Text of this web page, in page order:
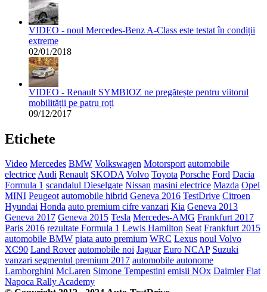
VIDEO - noul Mercedes-Benz A-Class este testat în condiții
extreme
02/01/2018
VIDEO - Renault SYMBIOZ ne pregătește pentru viitorul
mobilității pe patru roți
09/12/2017
Etichete
Video Mercedes BMW Volkswagen Motorsport automobile
electriceAudi Renault SKODA Volvo Toyota Porsche Ford Dacia
Formula 1 scandalul Dieselgate Nissan masini electrice Mazda Opel
MINI Peugeot automobile hibrid Geneva 2016 TestDrive Citroen
Hyundai Honda auto premium cifre vanzari Kia Geneva 2013
Geneva 2017 Geneva 2015 Tesla Mercedes-AMG Frankfurt 2017
Paris 2016 rezultate Formula 1 Lewis Hamilton Seat Frankfurt 2015
automobile BMW piata auto premium WRC Lexus noul Volvo
XC90 Land Rover automobile noi Jaguar Euro NCAP Suzuki
vanzari segmentul premium 2017 automobile autonome
Lamborghini McLaren Simone Tempestini emisii NOx Daimler Fiat
Napoca Rally Academy